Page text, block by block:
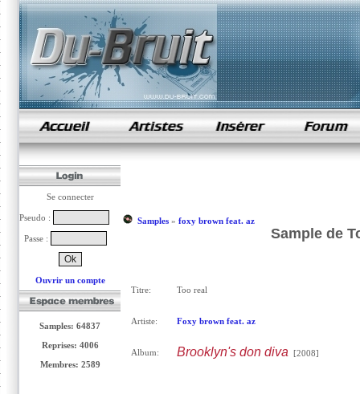
samples de rap
Se connecter
Pseudo :
Passe :
Ouvrir un compte
Samples: 64837
Reprises: 4006
Membres: 2589
Samples» foxy brown feat. az
Sample de
Titre: Too real
Artiste: Foxy brown feat. az
Album: Brooklyn's don diva [2008]